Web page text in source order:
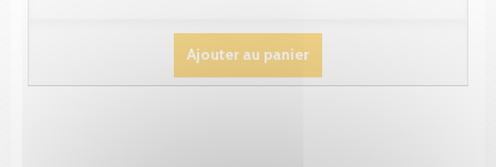
Ajouter au panier